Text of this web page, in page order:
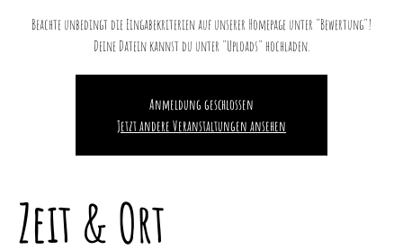
Beachte unbedingt die Eingabekriterien auf unserer Homepage unter "Bewertung"!
Deine Datein kannst du unter "Uploads" hochladen.
Anmeldung geschlossen
Jetzt andere Veranstaltungen ansehen
Zeit & Ort